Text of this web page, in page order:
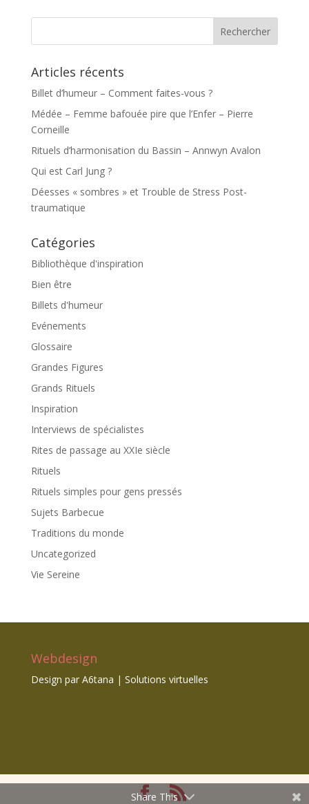
Articles récents
Billet d’humeur – Comment faites-vous ?
Médée – Femme bafouée pire que l’Enfer – Pierre
Corneille
Rituels d’harmonisation du Bassin – Annwyn Avalon
Qui est Carl Jung ?
Déesses « sombres » et Trouble de Stress Post-
traumatique
Catégories
Bibliothèque d'inspiration
Bien être
Billets d'humeur
Evénements
Glossaire
Grandes Figures
Grands Rituels
Inspiration
Interviews de spécialistes
Rites de passage au XXIe siècle
Rituels
Rituels simples pour gens pressés
Sujets Barbecue
Traditions du monde
Uncategorized
Vie Sereine
Webdesign
Design par A6tana | Solutions virtuelles
Share This